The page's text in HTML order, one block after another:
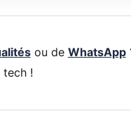
ou de WhatsApp
tech !